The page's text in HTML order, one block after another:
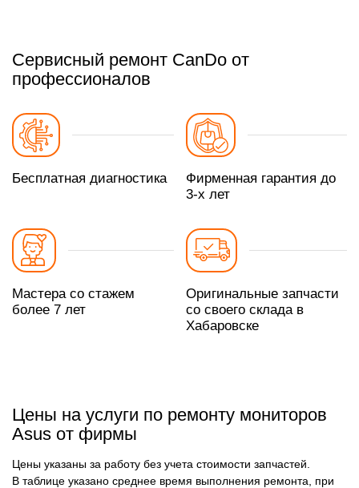
Сервисный ремонт CanDo от
профессионалов
Бесплатная диагностика
Фирменная гарантия до
3-х лет
Мастера со стажем
более 7 лет
Оригинальные запчасти
со своего склада в
Хабаровске
Цены на услуги по ремонту мониторов
Asus от фирмы
Цены указаны за работу без учета стоимости запчастей.
В таблице указано среднее время выполнения ремонта, при